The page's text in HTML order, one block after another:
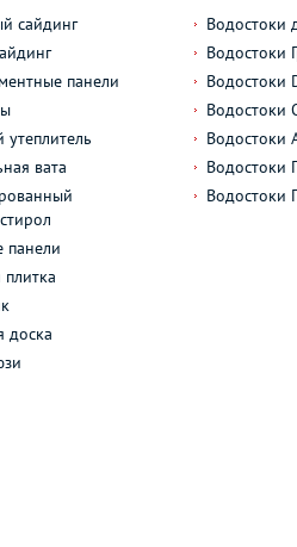
сайдинг
панели
вата
панели
доска
Водостоки
Водостоки
Водостоки
Водостоки
Водостоки
Водостоки
Водостоки